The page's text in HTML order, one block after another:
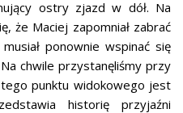
ostry zjazd w dół. Na
że Maciej zapomniał zabrać
ponownie wspinać się
chwile przystanęliśmy przy
punktu widokowego jest
historię przyjaźni